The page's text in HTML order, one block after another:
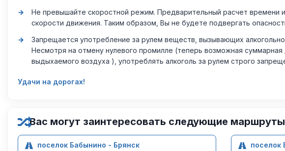
Не превышайте скоростной режим. Предварительный расчет времени
скорости движения. Таким образом, Вы не будете подвергать
Запрещается употребление за рулем веществ, вызывающих
Несмотря на отмену нулевого промилле (теперь возможная суммарная
выдыхаемого воздуха ), употреблять алкоголь за рулем строго
Удачи на дорогах!
Вас могут заинтересовать следующие
поселок Бабынино - Брянск поселок